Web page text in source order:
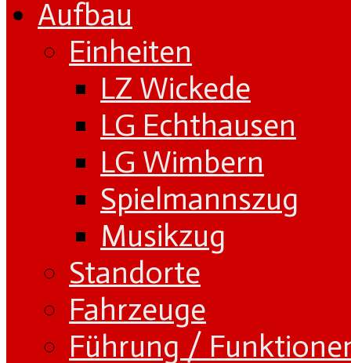
Aufbau
Einheiten
LZ Wickede
LG Echthausen
LG Wimbern
Spielmannszug
Musikzug
Standorte
Fahrzeuge
Führung /